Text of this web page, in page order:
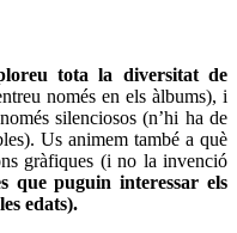
tota la diversitat de
només en els àlbums), i
silenciosos (n’hi ha de
Us animem també a què
gràfiques (i no la invenció
que puguin interessar els
edats).